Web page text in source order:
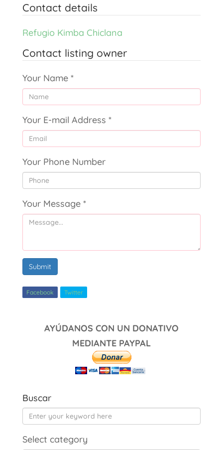
Contact details
Refugio Kimba Chiclana
Contact listing owner
Your Name *
Your E-mail Address *
Your Phone Number
Your Message *
Submit
Facebook Twitter
AYÚDANOS CON UN DONATIVO
MEDIANTE PAYPAL
Buscar
Select category